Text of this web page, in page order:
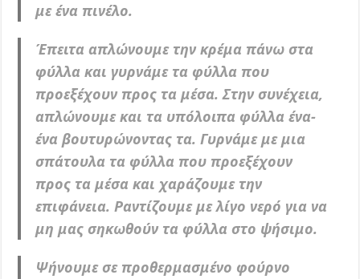
με ένα πινέλο.
Έπειτα απλώνουμε την κρέμα πάνω στα
φύλλα και γυρνάμε τα φύλλα που
προεξέχουν προς τα μέσα. Στην συνέχεια,
απλώνουμε και τα υπόλοιπα φύλλα ένα-
ένα βουτυρώνοντας τα. Γυρνάμε με μια
σπάτουλα τα φύλλα που προεξέχουν
προς τα μέσα και χαράζουμε την
επιφάνεια. Ραντίζουμε με λίγο νερό για να
μη μας σηκωθούν τα φύλλα στο ψήσιμο.
Ψήνουμε σε προθερμασμένο φούρνο